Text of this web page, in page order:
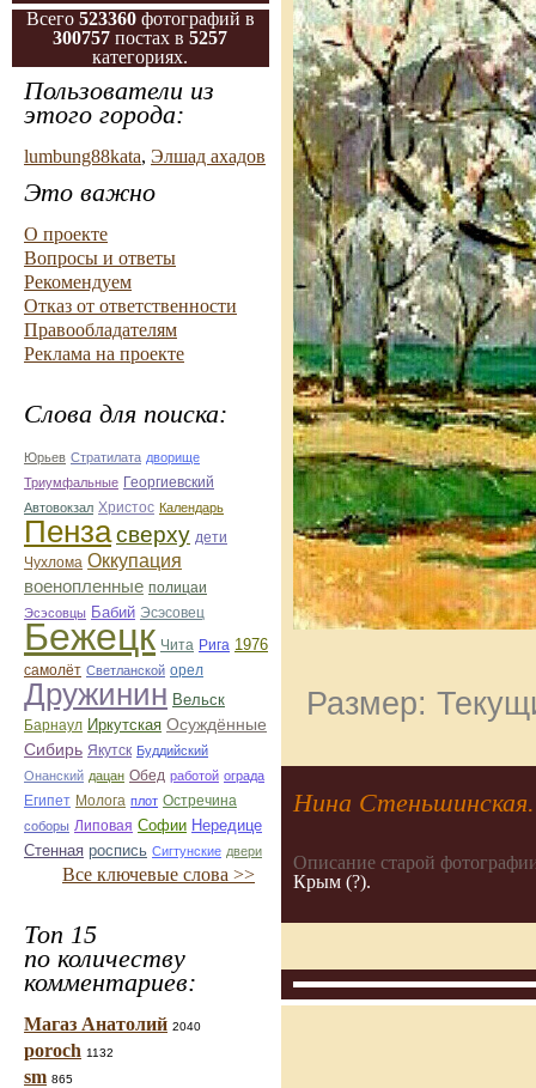
Всего 523360 фотографий в
300757 постах в5257
категориях.
Пользователи из
этого города:
lumbung88kata, Элшад ахадов
Это важно
О проекте
Вопросы и ответы
Рекомендуем
Отказ от ответственности
Правообладателям
Реклама на проекте
Слова для поиска:
Юрьев Стратилата дворище
Триумфальные Георгиевский
Автовокзал Христос Календарь
Пензасверху дети
Чухлома Оккупация
военопленные полицаи
Эсэсовцы Бабий Эсэсовец
Бежецк Чита Рига 1976
самолёт Светланской орел
Дружинин Вельск
Барнаул Иркутская Осуждённые
Сибирь Якутск Буддийский
Онанский дацан Обед работой ограда
Египет Молога плот Остречина
соборы Липовая Софии Нередице
Стенная роспись Сигтунские двери
Все ключевые слова >>
Топ 15
по количеству
комментариев:
Магаз Анатолий 2040
poroch 1132
sm 865
Размер:
Нина
Описание старой
Крым (?).